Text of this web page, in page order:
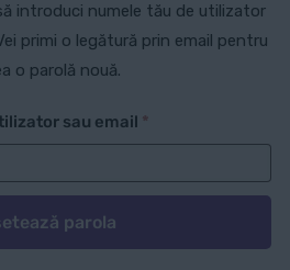
introduci numele tău de utilizator
primi o legătură prin email pentru
o parolă nouă.
sau email *
parola